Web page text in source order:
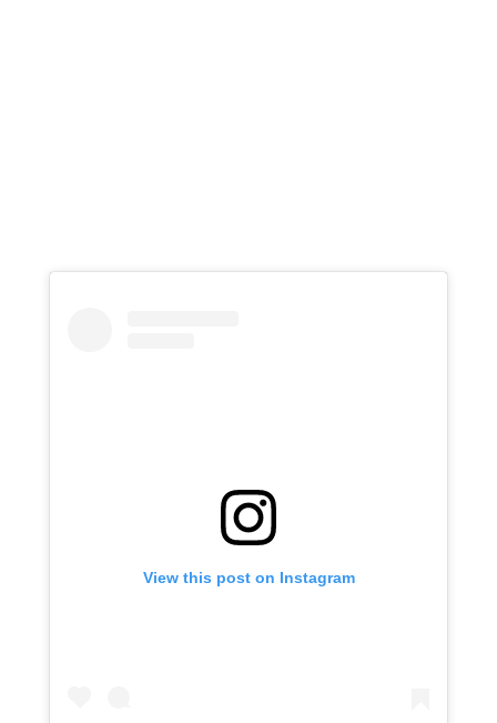
View this post on Instagram